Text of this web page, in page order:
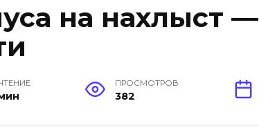
на нахлыст —
ПРОСМОТРОВ
382